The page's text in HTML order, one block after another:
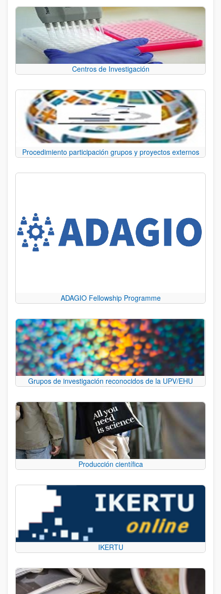
Centros de Investigación
Procedimiento participación grupos y proyectos externos
ADAGIO Fellowship Programme
Grupos de investigación reconocidos de la UPV/EHU
Producción científica
IKERTU